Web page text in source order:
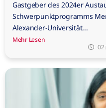
Gastgeber des 2024er
Schwerpunktprogramms
Alexander-Universität...
Mehr Lesen